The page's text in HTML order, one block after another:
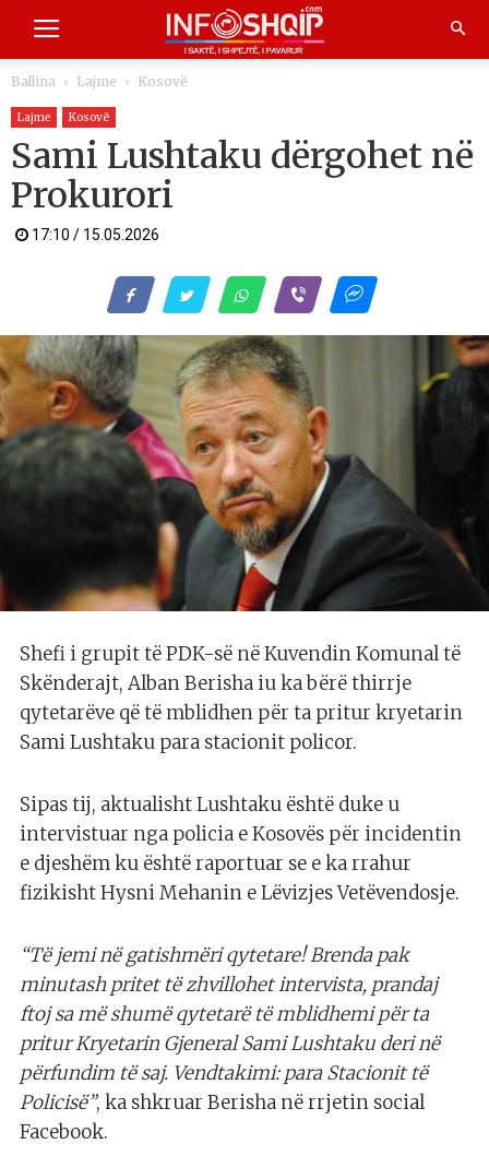
Ballina Lajme Kosovë
Lajme Kosovë
Sami Lushtaku dërgohet në
Prokurori
17:10 / 15.05.2026
Shefi i grupit të PDK-së në Kuvendin Komunal të
Skënderajt, Alban Berisha iu ka bërë thirrje
qytetarëve që të mblidhen për ta pritur kryetarin
Sami Lushtaku para stacionit policor.
Sipas tij, aktualisht Lushtaku është duke u
intervistuar nga policia e Kosovës për incidentin
e djeshëm ku është raportuar se e ka rrahur
fizikisht Hysni Mehanin e Lëvizjes Vetëvendosje.
“Të jemi në gatishmëri qytetare! Brenda pak
minutash pritet të zhvillohet intervista, prandaj
ftoj sa më shumë qytetarë të mblidhemi për ta
pritur Kryetarin Gjeneral Sami Lushtaku deri në
përfundim të saj. Vendtakimi: para Stacionit të
Policisë”, ka shkruar Berisha në rrjetin social
Facebook.